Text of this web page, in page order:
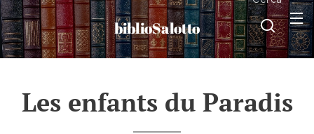
biblioSalotto
Les enfants du Paradis